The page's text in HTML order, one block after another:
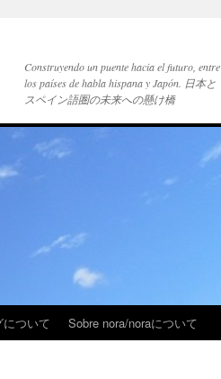
Construyendo un puente hacia el futuro, entre
los países de habla hispana y Japón. 日本と
スペイン語圏の未来への懸け橋
ついて Sobre nora/noraについて